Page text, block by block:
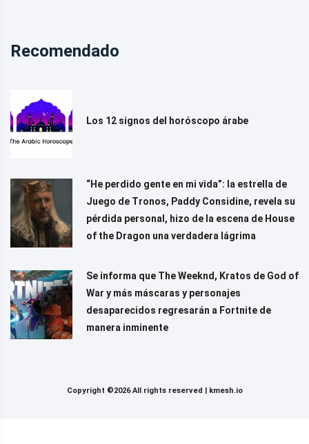
Recomendado
Los 12 signos del horóscopo árabe
“He perdido gente en mi vida”: la estrella de
Juego de Tronos, Paddy Considine, revela su
pérdida personal, hizo de la escena de House
of the Dragon una verdadera lágrima
Se informa que The Weeknd, Kratos de God of
War y más máscaras y personajes
desaparecidos regresarán a Fortnite de
manera inminente
Copyright ©2026 All rights reserved | kmesh.io